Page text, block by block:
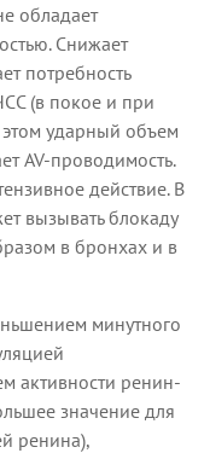
обладает
Снижает
потребность
(в покое и при
ударный объем
AV-проводимость.
действие. В
вызывать блокаду
в бронхах и в
минутного
активности ренин-
значение для
ренина),